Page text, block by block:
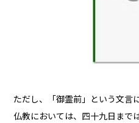
ただし、「御霊前」という文言
仏教においては、四十九日まで